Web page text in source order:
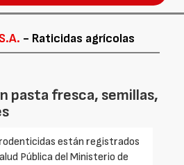
- Raticidas agrícolas
pasta fresca, semillas,
están registrados
Pública del Ministerio de